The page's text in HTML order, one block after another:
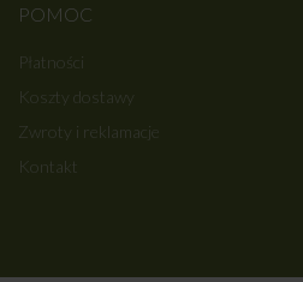
POMOC
Płatności
Koszty dostawy
Zwroty i reklamacje
Kontakt